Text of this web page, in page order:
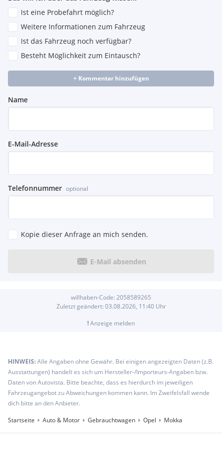
Ist eine Probefahrt möglich?
Weitere Informationen zum Fahrzeug
Ist das Fahrzeug noch verfügbar?
Besteht Möglichkeit zum Eintausch?
+ Kommentar hinzufügen
Name
E-Mail-Adresse
Telefonnummer optional
Kopie dieser Anfrage an mich senden.
E-Mail absenden
willhaben-Code: 2058589265
Zuletzt geändert: 03.08.2026, 11:40Uhr
!Anzeige melden
HINWEIS:Alle Angaben ohne Gewähr. Bei einigen angezeigten Daten (z.B.
Ausstattungen) handelt es sich um Hersteller-/Importeurs-Angaben bzw.
Daten von Autovista. Bitte beachte, dass es hierdurch im jeweiligen
Fahrzeugangebot zu Abweichungen kommen kann. Im Zweifelsfall wende
dich bitte an den Anbieter.
Startseite
Auto & Motor Gebrauchtwagen Opel Mokka